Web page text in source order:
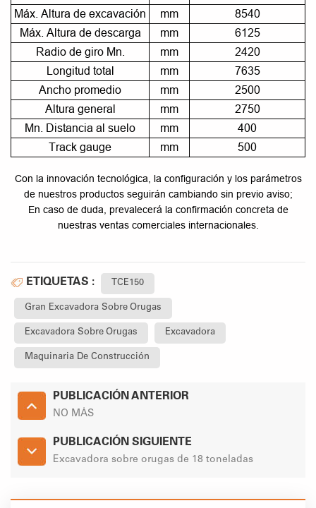
Máx. Altura de excavación
mm
8540
Máx. Altura de descarga
mm
6125
Radio de giro Mn.
mm
2420
Longitud total
mm
7635
Ancho promedio
mm
2500
Altura general
mm
2750
Mn. Distancia al suelo
mm
400
Track gauge
mm 500
Con la innovación tecnológica, la configuración y los parámetros
de nuestros productos seguirán cambiando sin previo aviso;
En caso de duda, prevalecerá la confirmación concreta de
nuestras ventas comerciales internacionales.
ETIQUETAS : TCE150
Gran Excavadora Sobre Orugas
Excavadora Sobre Orugas Excavadora
Maquinaria De Construcción
PUBLICACIÓN ANTERIOR
NO MÁS
PUBLICACIÓN SIGUIENTE
Excavadora sobre orugas de 18 toneladas